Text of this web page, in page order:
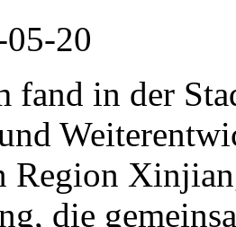
20
fand in der
Region
die